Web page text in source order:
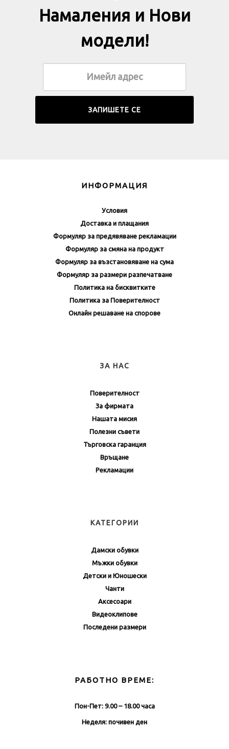
Намаления и Нови
модели!
ИНФОРМАЦИЯ
Условия
Доставка и плащания
Формуляр за предявяване рекламации
Формуляр за смяна на продукт
Формуляр за възстановяване на сума
Формуляр за размери разпечатване
Политика на бисквитките
Политика за Поверителност
Онлайн решаване на спорове
ЗА НАС
Поверителност
За фирмата
Нашата мисия
Полезни съвети
Търговска гаранция
Връщане
Рекламации
КАТЕГОРИИ
Дамски обувки
Мъжки обувки
Детски и Юношески
Чанти
Аксесоари
Видеоклипове
Последени размери
РАБОТНО ВРЕМЕ:
Пон-Пет: 9.00 – 18.00 часа
Неделя: почивен ден